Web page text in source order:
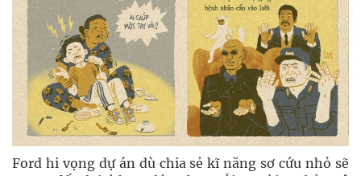
Ford hi vọng dự án dù chia sẻ kĩ năng sơ cứu nhỏ sẽ